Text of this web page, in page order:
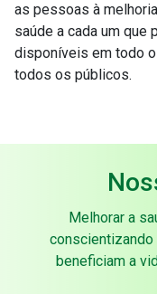
as pessoas à
saúde a cada um que
disponíveis em todo o
todos os públicos.
Melhorar a
beneficiam a